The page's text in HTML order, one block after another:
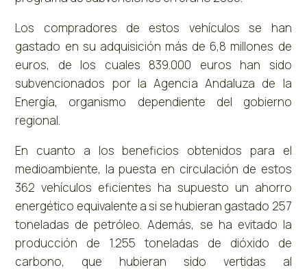
Los compradores de estos vehículos se han
gastado en su adquisición más de 6,8 millones de
euros, de los cuales 839.000 euros han sido
subvencionados por la Agencia Andaluza de la
Energía, organismo dependiente del gobierno
regional.
En cuanto a los beneficios obtenidos para el
medioambiente, la puesta en circulación de estos
362 vehículos eficientes ha supuesto un ahorro
energético equivalente a si se hubieran gastado 257
toneladas de petróleo. Además, se ha evitado la
producción de 1.255 toneladas de dióxido de
carbono, que hubieran sido vertidas al